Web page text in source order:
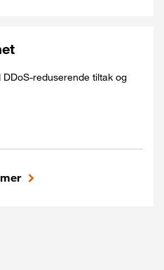
homing
reduserende tiltak og